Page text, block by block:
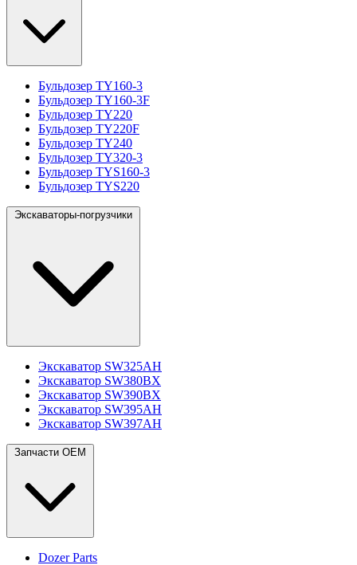
Бульдозер TY160-3
Бульдозер TY160-3F
Бульдозер TY220
Бульдозер TY220F
Бульдозер TY240
Бульдозер TY320-3
Бульдозер TYS160-3
Бульдозер TYS220
Экскаваторы-погрузчики
Экскаватор SW325AH
Экскаватор SW380BX
Экскаватор SW390BX
Экскаватор SW395AH
Экскаватор SW397AH
Запчасти OEM
Dozer Parts